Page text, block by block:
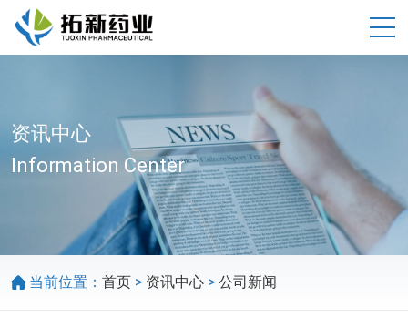
资讯中心
Information Center
当前位置： 首页 > 资讯中心 > 公司新闻